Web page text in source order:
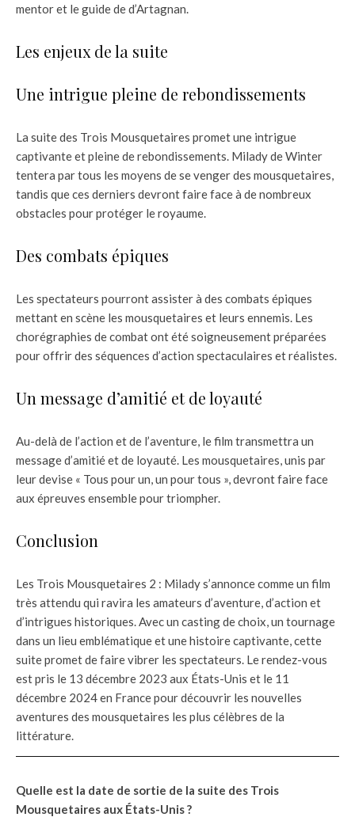
mentor et le guide de d’Artagnan.
Les enjeux de la suite
Une intrigue pleine de rebondissements
La suite des Trois Mousquetaires promet une intrigue
captivante et pleine de rebondissements. Milady de Winter
tentera par tous les moyens de se venger des mousquetaires,
tandis que ces derniers devront faire face à de nombreux
obstacles pour protéger le royaume.
Des combats épiques
Les spectateurs pourront assister à des combats épiques
mettant en scène les mousquetaires et leurs ennemis. Les
chorégraphies de combat ont été soigneusement préparées
pour offrir des séquences d’action spectaculaires et réalistes.
Un message d’amitié et de loyauté
Au-delà de l’action et de l’aventure, le film transmettra un
message d’amitié et de loyauté. Les mousquetaires, unis par
leur devise « Tous pour un, un pour tous », devront faire face
aux épreuves ensemble pour triompher.
Conclusion
Les Trois Mousquetaires 2 : Milady s’annonce comme un film
très attendu qui ravira les amateurs d’aventure, d’action et
d’intrigues historiques. Avec un casting de choix, un tournage
dans un lieu emblématique et une histoire captivante, cette
suite promet de faire vibrer les spectateurs. Le rendez-vous
est pris le 13 décembre 2023 aux États-Unis et le 11
décembre 2024 en France pour découvrir les nouvelles
aventures des mousquetaires les plus célèbres de la
littérature.
Quelle est la date de sortie de la suite des Trois
Mousquetaires aux États-Unis ?